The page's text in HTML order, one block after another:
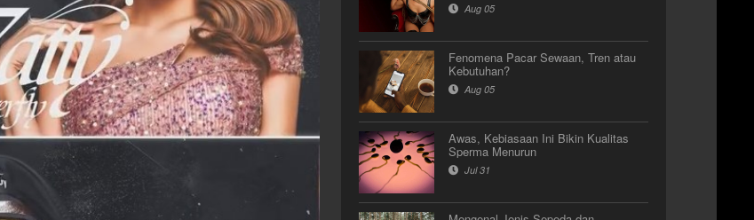
Aug 05
Fenomena Pacar Sewaan, Tren atau
Kebutuhan?
Aug 05
Awas, Kebiasaan Ini Bikin Kualitas
Sperma Menurun
Jul 31